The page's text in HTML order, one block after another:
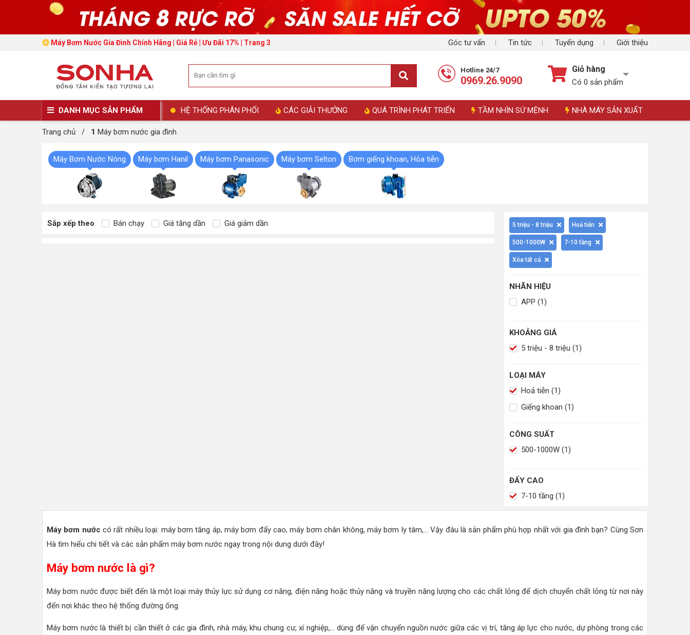
Góc tư vấn Tin tức Tuyển dụng Giới thiệu
Máy Bơm Nước Gia Đình Chính Hãng | Giá Rẻ | Ưu Đãi 17% | Trang 3
Hotline 24/7
0969.26.9090
Giỏ hàng
Có 0 sản phẩm
DANH MỤC SẢN PHẨM HỆ THỐNG PHÂN PHỐI CÁC GIẢI THƯỞNG QUÁ TRÌNH PHÁT TRIỂN TẦM NHÌN SỨ MỆNH NHÀ MÁY SẢN XUẤT
Trang chủ / 1 Máy bơm nước gia đình
Máy Bơm Nước Nóng Máy bơm Hanil Máy bơm Panasonic Máy bơm Selton Bơm giếng khoan, Hỏa tiễn
Sắp xếp theo Bán chạy Giá tăng dần Giá giảm dần 5 triệu - 8 triệu Hoả tiễn
500-1000W 7-10 tầng
Xóa tất cả
NHÃN HIỆU
APP (1)
KHOẢNG GIÁ
5 triệu - 8 triệu (1)
LOẠI MÁY
Hoả tiễn (1)
Giếng khoan (1)
CÔNG SUẤT
500-1000W (1)
ĐẨY CAO
7-10 tầng (1)
Máy bơm nước có rất nhiều loại: máy bơm tăng áp, máy bơm đẩy cao, máy bơm chân không, máy bơm ly tâm,... Vậy đâu là sản phẩm phù hợp nhất với gia đình bạn? Cùng Sơn
Hà tìm hiểu chi tiết và các sản phẩm máy bơm nước ngay trong nội dung dưới đây!
Máy bơm nước là gì?
Máy bơm nước được biết đến là một loại máy thủy lực sử dụng cơ năng, điện năng hoặc thủy năng và truyền năng lượng cho các chất lỏng để dịch chuyển chất lỏng từ nơi này
đến nơi khác theo hệ thống đường ống.
Máy bơm nước là thiết bị cần thiết ở các gia đình, nhà máy, khu chung cư, xí nghiệp,... dùng để vận chuyển nguồn nước giữa các vị trí, tăng áp lực cho nước, dự phòng trong các